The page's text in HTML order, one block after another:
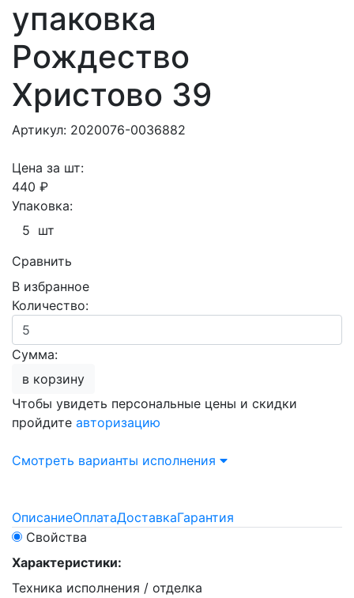
упаковка
Рождество
Христово 39
Артикул: 2020076-0036882
Цена за шт:
440 ₽
Упаковка:
5 шт
Сравнить
В избранное
Количество:
Сумма:
в корзину
Чтобы увидеть персональные цены и скидки
пройдите авторизацию
Смотреть варианты исполнения
ОписаниеОплатаДоставкаГарантия
Свойства
Характеристики:
Техника исполнения / отделка